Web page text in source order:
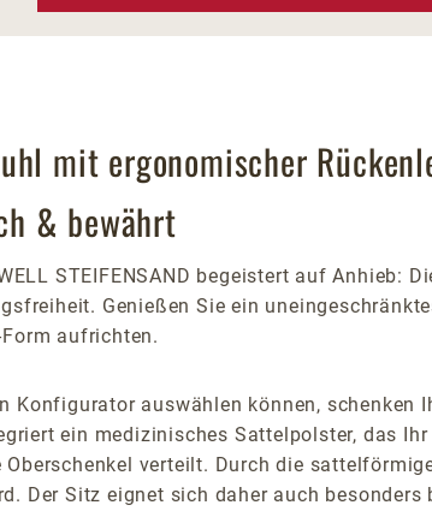
mit ergonomischer
& bewährt
STEIFENSAND begeistert auf Anhieb:
Genießen Sie ein
aufrichten.
Konfigurator auswählen können,
ein medizinisches Sattelpolster, das
verteilt. Durch die
Der Sitz eignet sich daher auch